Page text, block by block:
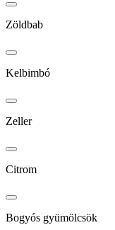
Zöldbab
Kelbimbó
Zeller
Citrom
Bogyós gyümölcsök